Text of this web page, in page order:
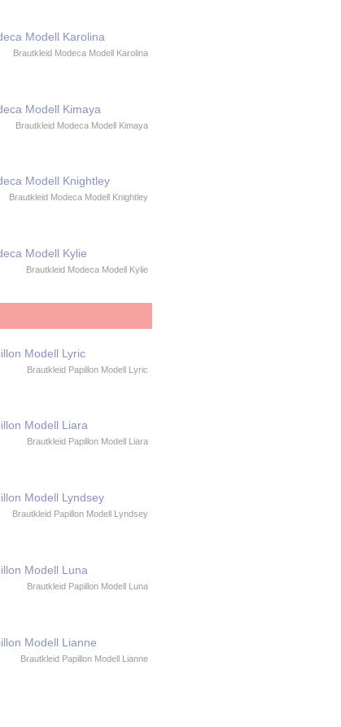
Brautkleid Modeca Modell Karolina
Brautkleid Modeca Modell Kimaya
Brautkleid Modeca Modell Knightley
Brautkleid Modeca Modell Kylie
Brautkleid Papillon Modell Lyric
Brautkleid Papillon Modell Liara
Brautkleid Papillon Modell Lyndsey
Brautkleid Papillon Modell Luna
Brautkleid Papillon Modell Lianne